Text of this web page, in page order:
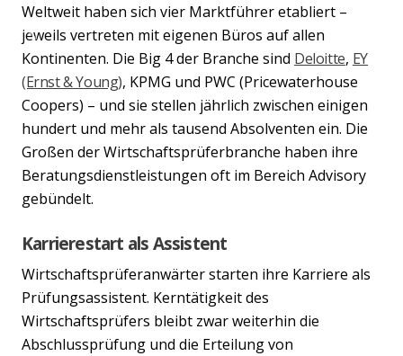
Previous
Weltweit haben sich vier Marktführer etabliert –
jeweils vertreten mit eigenen Büros auf allen
Kontinenten. Die Big 4 der Branche sind Deloitte, EY
(Ernst & Young), KPMG und PWC (Pricewaterhouse
Coopers) – und sie stellen jährlich zwischen einigen
hundert und mehr als tausend Absolventen ein. Die
Großen der Wirtschaftsprüferbranche haben ihre
Beratungsdienstleistungen oft im Bereich Advisory
gebündelt.
Karrierestart als Assistent
Wirtschaftsprüferanwärter starten ihre Karriere als
Prüfungsassistent. Kerntätigkeit des
Wirtschaftsprüfers bleibt zwar weiterhin die
Abschlussprüfung und die Erteilung von